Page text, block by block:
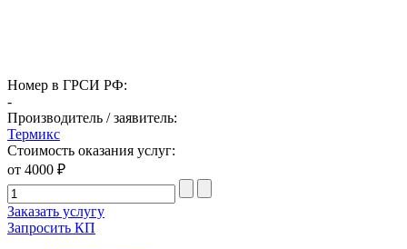
Номер в ГРСИ РФ:
-
Производитель / заявитель:
Термикс
Стоимость оказания услуг:
от 4000 ₽
Заказать услугу
Запросить КП